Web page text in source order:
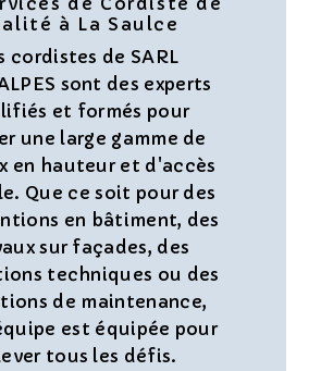
à La Saulce
cordistes de SARL
sont des experts
et formés pour
une large gamme de
en hauteur et d'accès
Que ce soit pour des
en bâtiment, des
sur façades, des
techniques ou des
de maintenance,
est équipée pour
tous les défis.